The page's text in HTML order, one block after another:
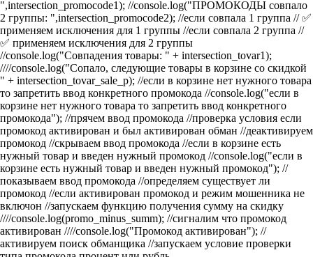
",intersection_promocode1); //console.log("ПРОМОКОДЫ совпало
2 группы: ",intersection_promocode2); //если совпала 1 группа // ✅
применяем исключения для 1 группы //если совпала 2 группа //
✅ применяем исключения для 2 группы
//console.log("Совпадения товары: " + intersection_tovar1);
////console.log("Сопало, следующие товары в корзине со скидкой
" + intersection_tovar_sale_p); //если в корзине нет нужного товара
то запретить ввод конкретного промокода //console.log("если в
корзине нет нужного товара то запретить ввод конкретного
промокода"); //прячем ввод промокода //проверка условия если
промокод активирован и был активирован обман //деактивируем
промокод //скрываем ввод промокода //если в корзине есть
нужный товар и введен нужный промокод //console.log("если в
корзине есть нужный товар и введен нужный промокод"); //
показываем ввод промокода //определяем существует ли
промокод //если активирован промокод и режим мошенника не
включон //запускаем функцию получения сумму на скидку
////console.log(promo_minus_summ); //сигналим что промокод
активирован ////console.log("Промокод активирован"); //
активируем поиск обманщика //запускаем условие проверки